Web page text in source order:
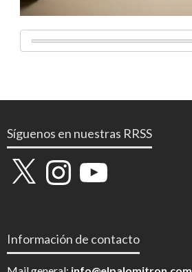
Síguenos en nuestras RRSS
X InstagramYouTube
Información de contacto